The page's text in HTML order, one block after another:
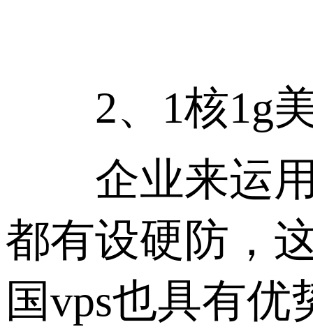
2、1核1g美
企业来运用1
都有设硬防，
国vps也具有